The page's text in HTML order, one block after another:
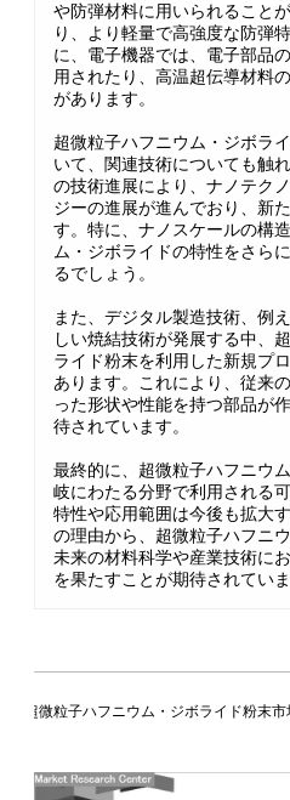
や防弾材料に用いられること
り、より軽量で高強度な防弾
に、電子機器では、電子部品
用されたり、高温超伝導材料
があります。
超微粒子ハフニウム・ジボラ
いて、関連技術についても触
の技術進展により、ナノテク
ジーの進展が進んでおり、新
す。特に、ナノスケールの構
ム・ジボライドの特性をさら
るでしょう。
また、デジタル製造技術、例
しい焼結技術が発展する中、
ライド粉末を利用した新規プ
あります。これにより、従来
った形状や性能を持つ部品が
待されています。
最終的に、超微粒子ハフニウ
岐にわたる分野で利用される
特性や応用範囲は今後も拡大
の理由から、超微粒子ハフニ
未来の材料科学や産業技術に
を果たすことが期待されていま
超微粒子ハフニウム・ジボライド粉末